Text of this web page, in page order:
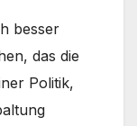
besser
das die
Politik,